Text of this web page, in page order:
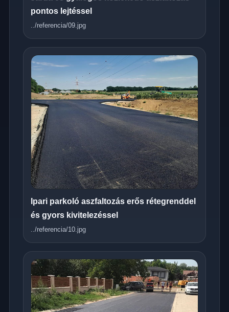
pontos lejtéssel
../referencia/09.jpg
Ipari parkoló aszfaltozás erős rétegrenddel
és gyors kivitelezéssel
../referencia/10.jpg